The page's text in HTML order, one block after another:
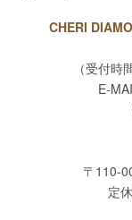
CHERI
（受付
E-
〒110-
定